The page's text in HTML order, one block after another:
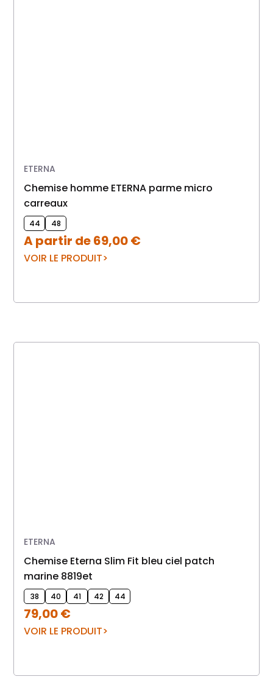
ETERNA
Chemise homme ETERNA parme micro
carreaux
44 48
A partir de69,00€
VOIR LE PRODUIT
ETERNA
chemise Eterna Slim Fit bleu ciel patch
marine 8819et
38 40 41 42 44
79,00€
VOIR LE PRODUIT